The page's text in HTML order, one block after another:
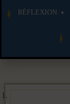
RÉFLEXION